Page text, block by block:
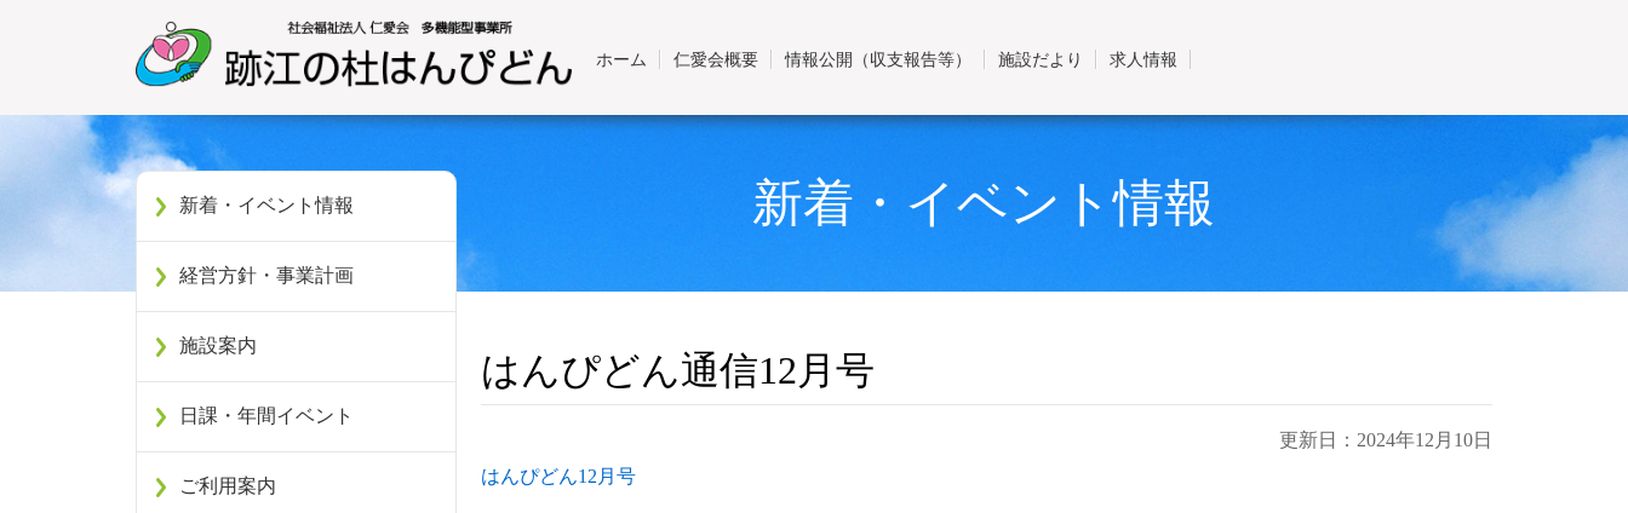
ホーム 仁愛会概要 情報公開（収支報告等） 施設だより 求人情報
新着・イベント情報
はんぴどん通信12月号
更新日：2024年12月10日
はんぴどん12月号
新着・イベント情報
経営方針・事業計画
施設案内
日課・年間イベント
ご利用案内